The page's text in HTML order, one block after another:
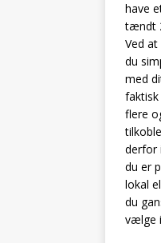
have
tændt
Ved
du
med
flere
derfor
du er
lokal
du
vælge